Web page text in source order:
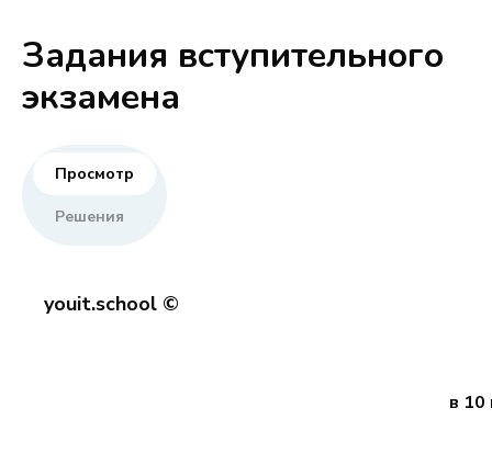
Задания вступительного
экзамена
Просмотр
Решения
youit.school ©
в 10